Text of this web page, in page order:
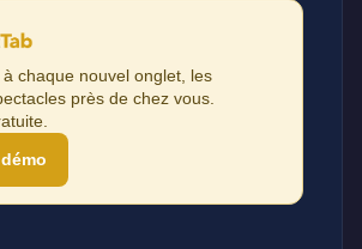
chaque nouvel onglet, les
près de chez vous.